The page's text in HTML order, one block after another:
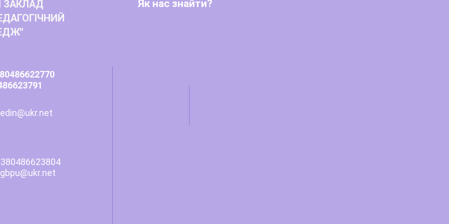
@ukr.net
Як нас знайти?